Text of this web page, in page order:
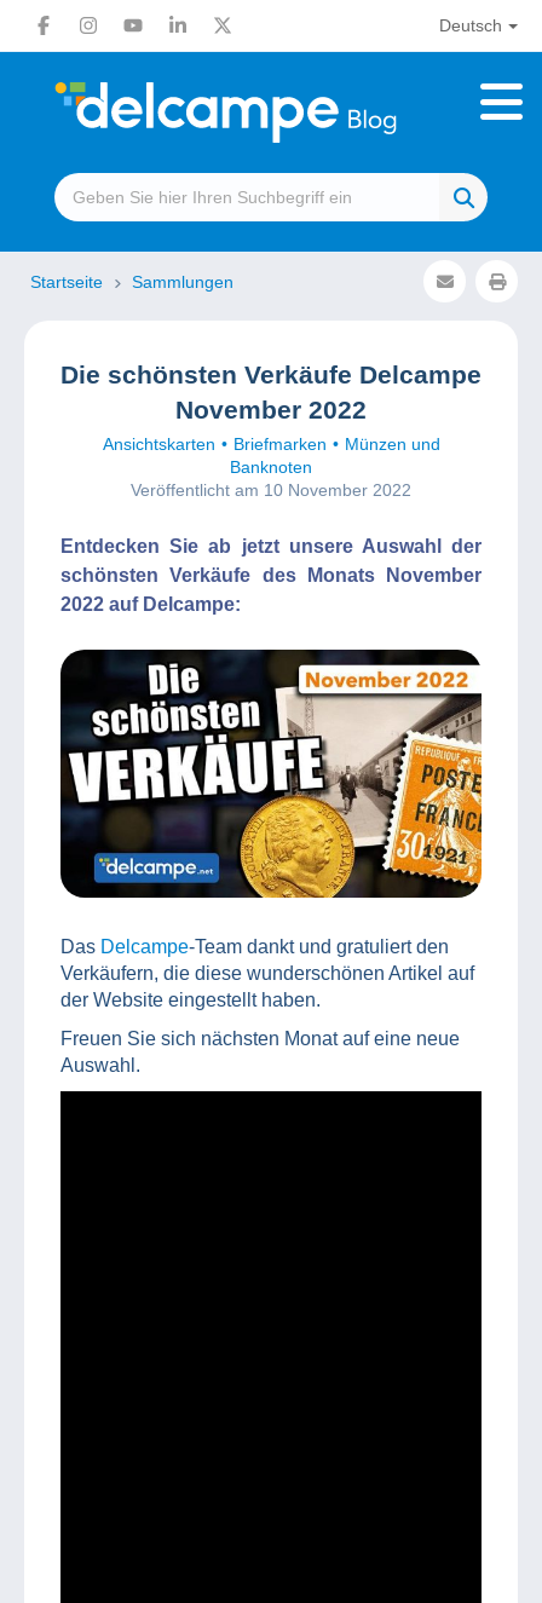
Deutsch
Startseite Sammlungen
Die schönsten Verkäufe Delcampe
November 2022
Ansichtskarten Briefmarken
Münzen und
Banknoten
Veröffentlicht am 10 November 2022
Entdecken Sie ab jetzt unsere Auswahl der
schönsten Verkäufe des Monats November
2022 auf Delcampe:
Das Delcampe-Team dankt und gratuliert den
Verkäufern, die diese wunderschönen Artikel auf
der Website eingestellt haben.
Freuen Sie sich nächsten Monat auf eine neue
Auswahl.